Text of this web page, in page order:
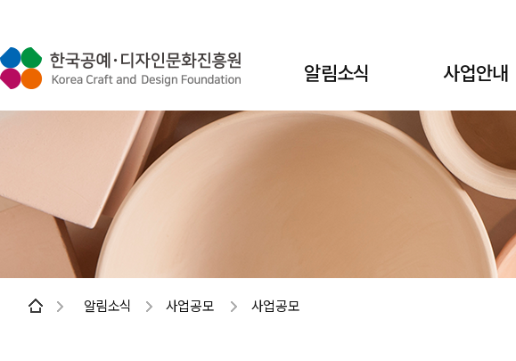
알림소식 사업안내
알림소식 사업공모 사업공모